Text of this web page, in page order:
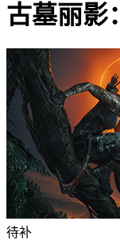
古墓丽影
待补